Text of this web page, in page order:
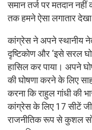
समान तर्ज पर मतदान
तक हमने ऐसा लगातार
कांग्रेस ने अपने स्थानीय
दृष्टिकोण और ‘इसे सरल
हासिल कर पाया। अपने
की घोषणा करने के लिए
करना कि राहुल गांधी की
कांग्रेस के लिए 17 सीटें
राजनीतिक रूप से कुशल